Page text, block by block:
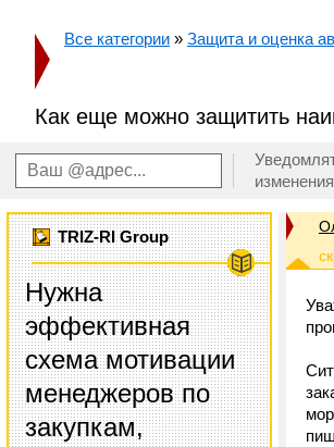
Все категории » Защита и оценка
Как еще можно защитить
TRIZ-RI Group
Нужна
эффективная
схема мотивации
менеджеров по
закупкам,